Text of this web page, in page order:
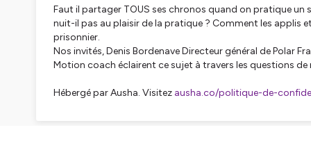
Faut il partager TOUS ses chronos quand on pratique
nuit-il pas au plaisir de la pratique ? Comment les applis
prisonnier.
Nos invités, Denis Bordenave Directeur général de Polar
Motion coach éclairent ce sujet à travers les questions
Hébergé par Ausha. Visitez ausha.co/politique-de-